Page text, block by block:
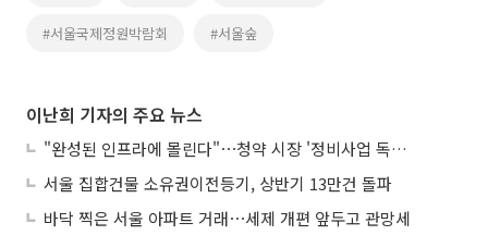
#서울국제정원박람회 #서울숲
이난희 기자의 주요 뉴스
"완성된 인프라에 몰린다"⋯청약 시장 '정비사업 독주' 42배 격차
서울 집합건물 소유권이전등기, 상반기 13만건 돌파
바닥 찍은 서울 아파트 거래⋯세제 개편 앞두고 관망세